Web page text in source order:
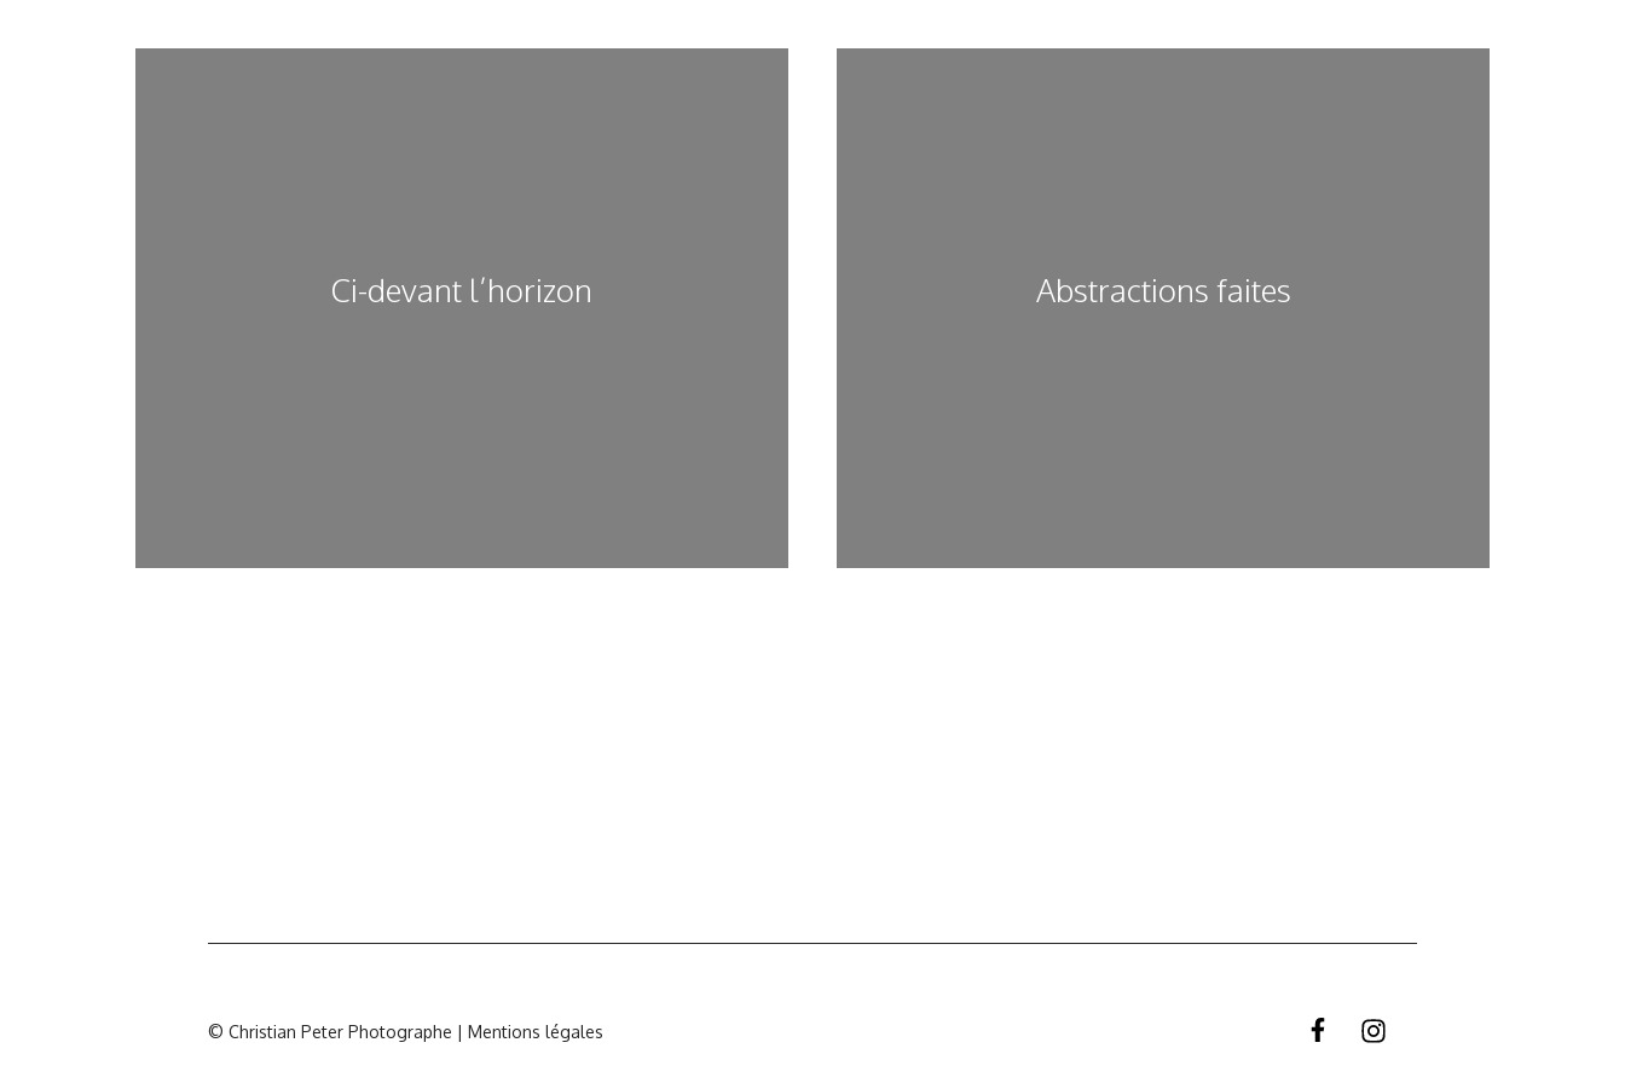
Ci-devant l’horizon Abstractions faites
© Christian Peter Photographe | Mentions légales